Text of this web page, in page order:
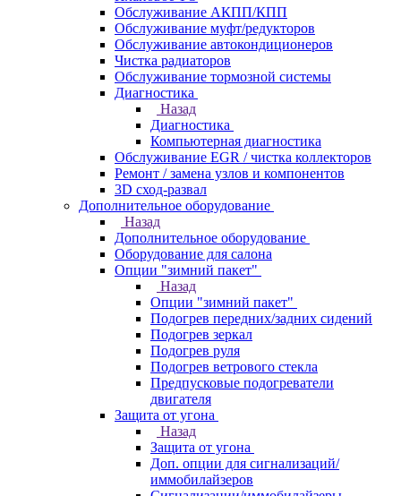
Обслуживание АКПП/КПП
Обслуживание муфт/редукторов
Обслуживание автокондиционеров
Чистка радиаторов
Обслуживание тормозной системы
Диагностика
Назад
Диагностика
Компьютерная диагностика
Обслуживание EGR / чистка коллекторов
Ремонт / замена узлов и компонентов
3D сход-развал
Дополнительное оборудование
Назад
Дополнительное оборудование
Оборудование для салона
Опции "зимний пакет"
Назад
Опции "зимний пакет"
Подогрев передних/задних сидений
Подогрев зеркал
Подогрев руля
Подогрев ветрового стекла
Предпусковые подогреватели
двигателя
Защита от угона
Назад
Защита от угона
Доп. опции для сигнализаций/
иммобилайзеров